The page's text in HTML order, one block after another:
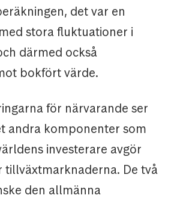
det var en
stora fluktuationer i
därmed också
bokfört värde.
för närvarande ser
andra komponenter som
investerare avgör
tillväxtmarknaderna. De två
den allmänna